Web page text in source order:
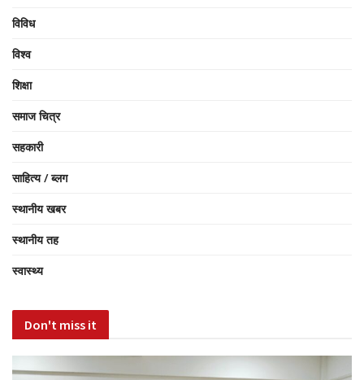
विविध
विश्व
शिक्षा
समाज चित्र
सहकारी
साहित्य / ब्लग
स्थानीय खबर
स्थानीय तह
स्वास्थ्य
Don't miss it